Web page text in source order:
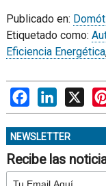
Publicado en:
Etiquetado como:
Eficiencia Energética
FacebookLinkedIn
NEWSLETTER
Recibe las